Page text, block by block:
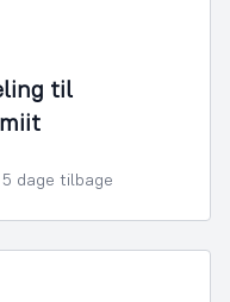
til
5 dage tilbage